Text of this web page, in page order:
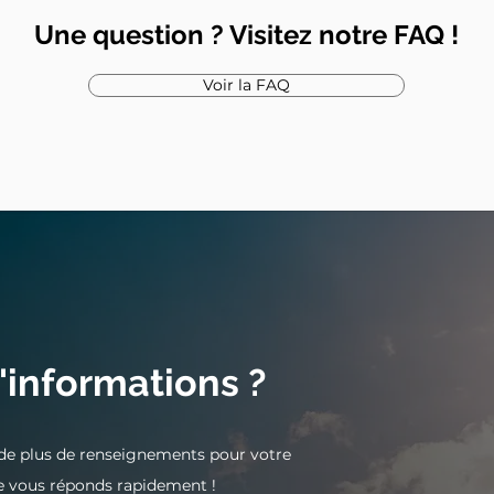
Une question ? Visitez notre FAQ !
Voir la FAQ
?
plus de renseignements pour votre
vous réponds rapidement !